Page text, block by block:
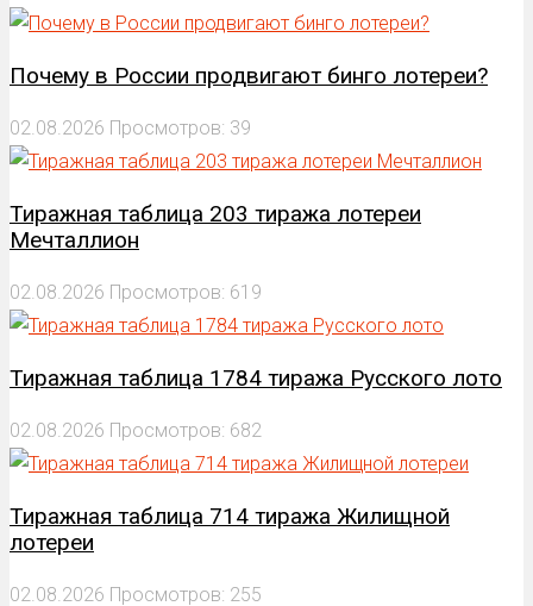
Почему в России продвигают бинго лотереи?
02.08.2026 Просмотров: 39
Тиражная таблица 203 тиража лотереи
Мечталлион
02.08.2026 Просмотров: 619
Тиражная таблица 1784 тиража Русского лото
02.08.2026 Просмотров: 682
Тиражная таблица 714 тиража Жилищной
лотереи
02.08.2026 Просмотров: 255